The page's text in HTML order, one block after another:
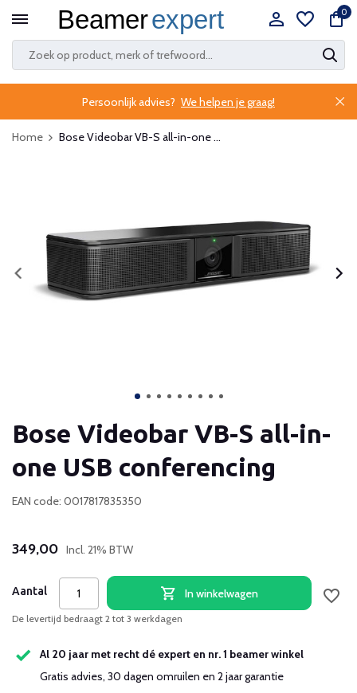
0
Persoonlijk advies? We helpen je graag!
Home Bose Videobar VB-S all-in-one ...
Bose Videobar VB-S all-in-
one USB conferencing
EAN code: 0017817835350
349,00 Incl. 21% BTW
Aantal In winkelwagen
De levertijd bedraagt 2 tot 3 werkdagen
Al 20 jaar met recht dé expert en nr. 1 beamer winkel
Gratis advies, 30 dagen omruilen en 2 jaar garantie